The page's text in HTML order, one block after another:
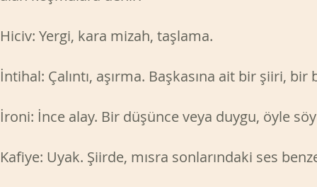
Hiciv: Yergi, kara mizah, taşlama.
İntihal: Çalıntı, aşırma. Başkasına ait bir şiiri,
İroni: İnce alay. Bir düşünce veya duygu, öyle
Kafiye: Uyak. Şiirde, mısra sonlarındaki ses